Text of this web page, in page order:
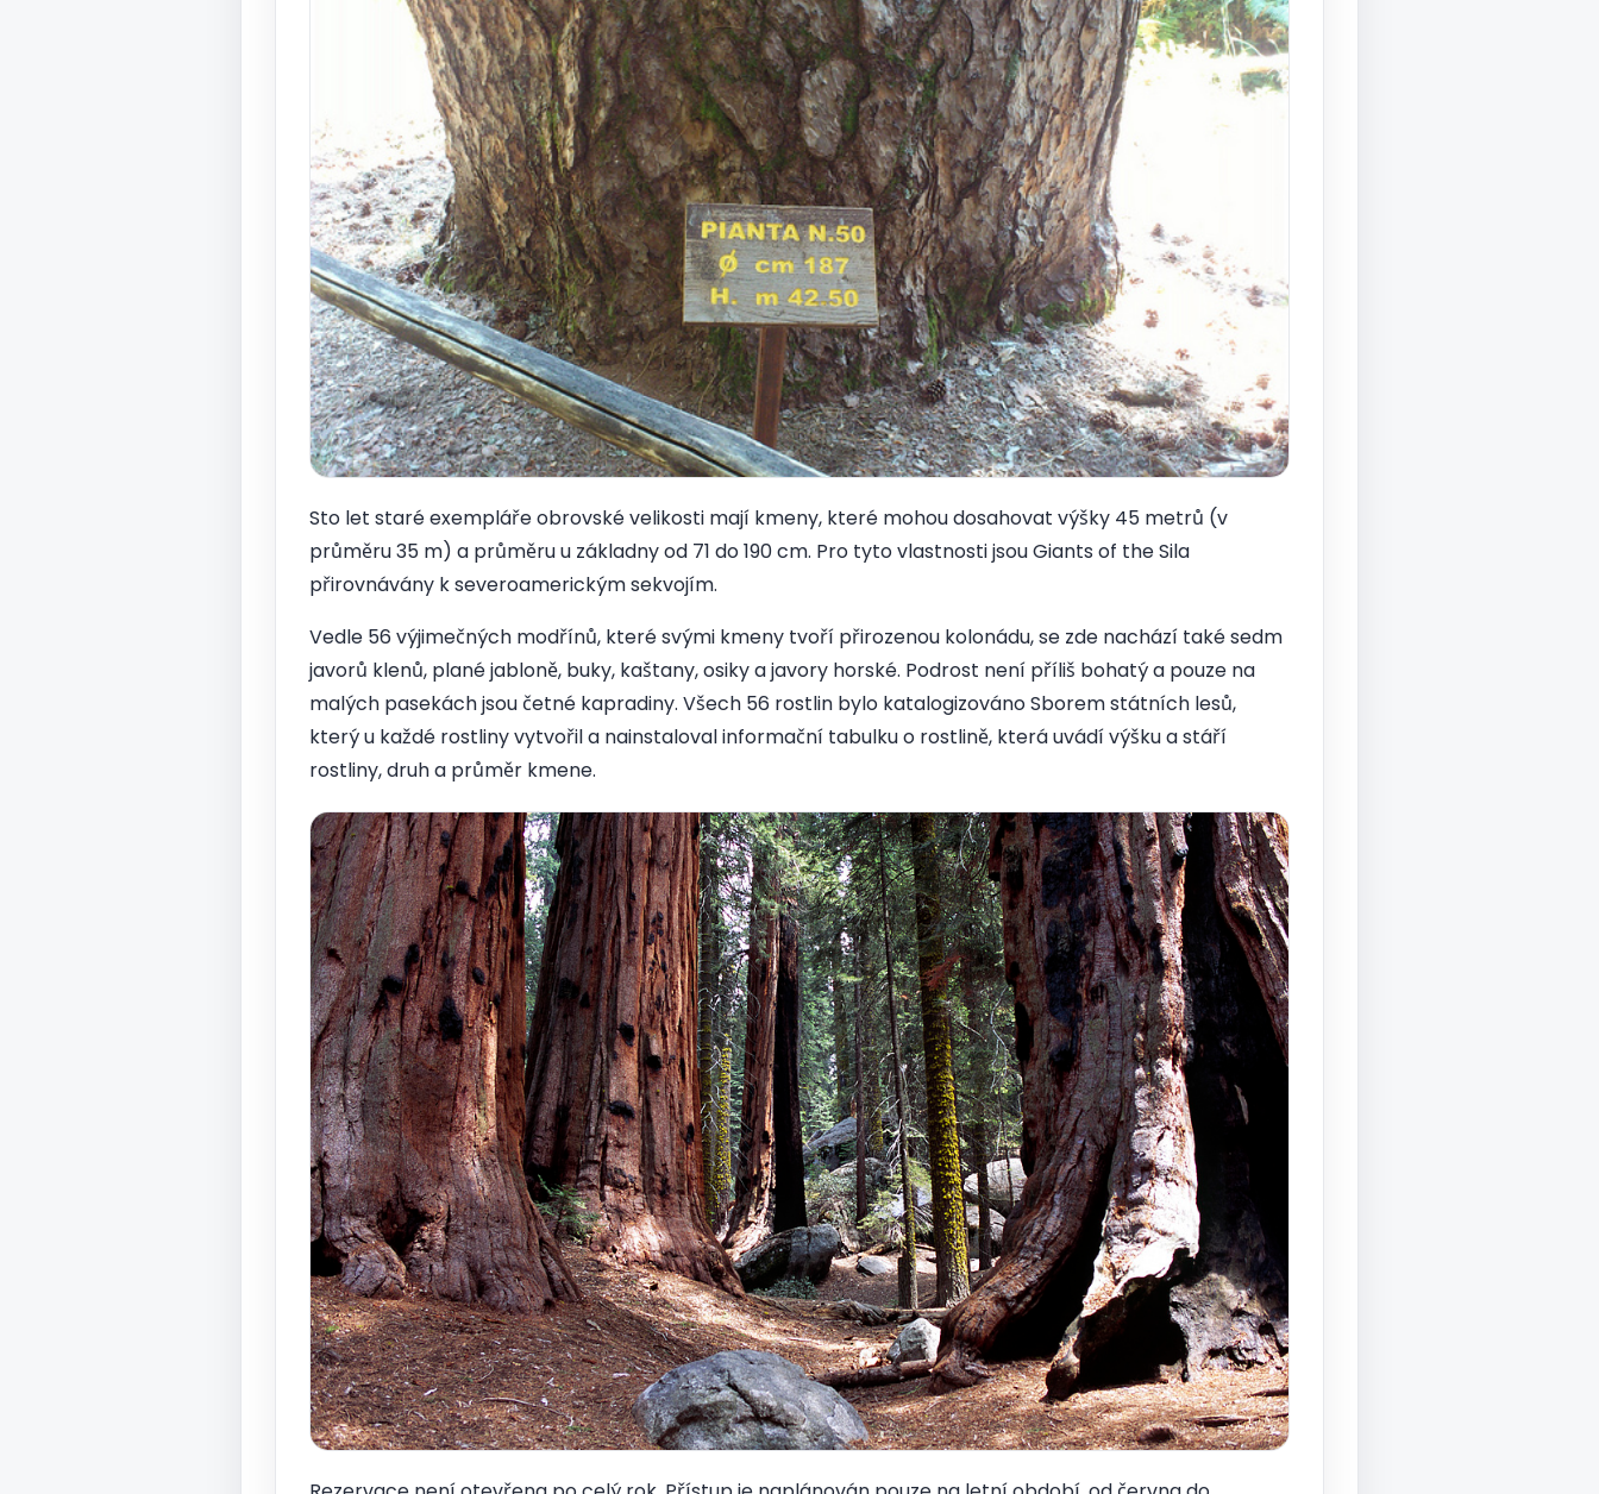
Sto let staré exempláře obrovské velikosti mají kmeny, které mohou dosahovat výšky 45 metrů (v
průměru 35 m) a průměru u základny od 71 do 190 cm. Pro tyto vlastnosti jsou Giants of the Sila
přirovnávány k severoamerickým sekvojím.
Vedle 56 výjimečných modřínů, které svými kmeny tvoří přirozenou kolonádu, se zde nachází také sedm
javorů klenů, plané jabloně, buky, kaštany, osiky a javory horské. Podrost není příliš bohatý a pouze na
malých pasekách jsou četné kapradiny. Všech 56 rostlin bylo katalogizováno Sborem státních lesů,
který u každé rostliny vytvořil a nainstaloval informační tabulku o rostlině, která uvádí výšku a stáří
rostliny, druh a průměr kmene.